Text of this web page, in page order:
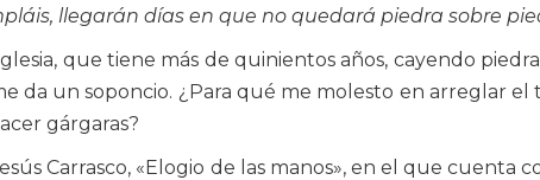
llegarán días en que no quedará piedra sobre
que tiene más de quinientos años, cayendo
da un soponcio. ¿Para qué me molesto en arreglar el
gárgaras?
Carrasco, «Elogio de las manos», en el que cuenta